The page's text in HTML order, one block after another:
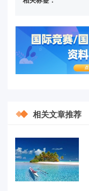
相关文章推荐